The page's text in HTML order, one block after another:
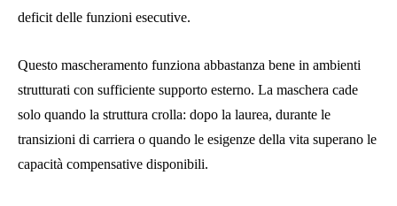
deficit delle funzioni esecutive.
Questo mascheramento funziona abbastanza bene in ambienti
strutturati con sufficiente supporto esterno. La maschera cade
solo quando la struttura crolla: dopo la laurea, durante le
transizioni di carriera o quando le esigenze della vita superano le
capacità compensative disponibili.